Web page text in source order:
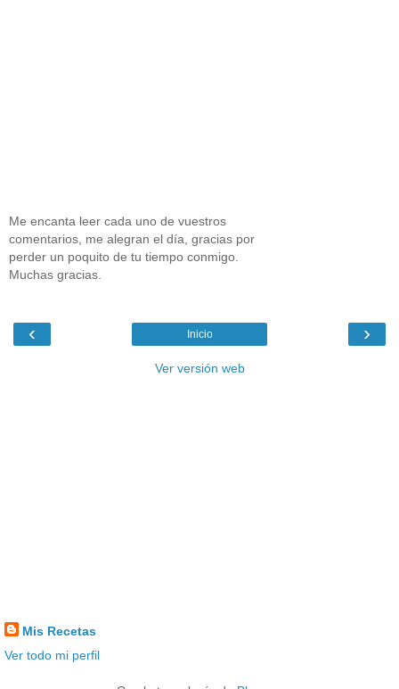
Me encanta leer cada uno de vuestros
comentarios, me alegran el día, gracias por
perder un poquito de tu tiempo conmigo.
Muchas gracias.
‹ ›
Inicio
Ver versión web
Mis Recetas
Ver todo mi perfil